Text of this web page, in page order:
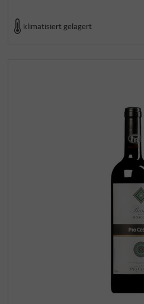
klimatisiert gelagert